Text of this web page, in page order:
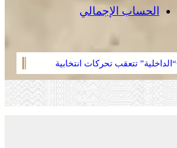
الحساب الإجمالي
“الداخلية” تتعقب تحركات انتخابية
مبكرة